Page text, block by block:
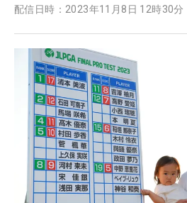
配信日時： 2023年11月8日 12時30分